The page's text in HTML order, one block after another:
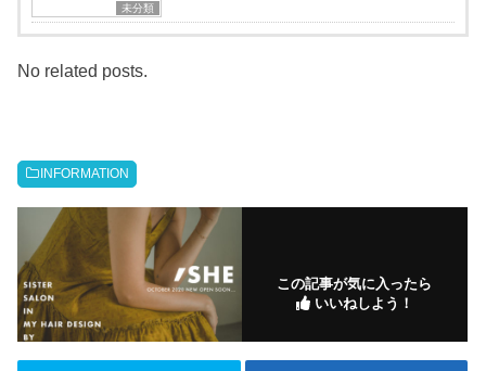
未分類
No related posts.
INFORMATION
この記事が気に入ったら
いいねしよう！